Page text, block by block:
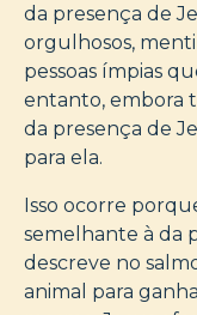
da presença de
orgulhosos,
pessoas ímpias
entanto, embora
da presença de
para ela.
Isso ocorre
semelhante à da
descreve no
animal para